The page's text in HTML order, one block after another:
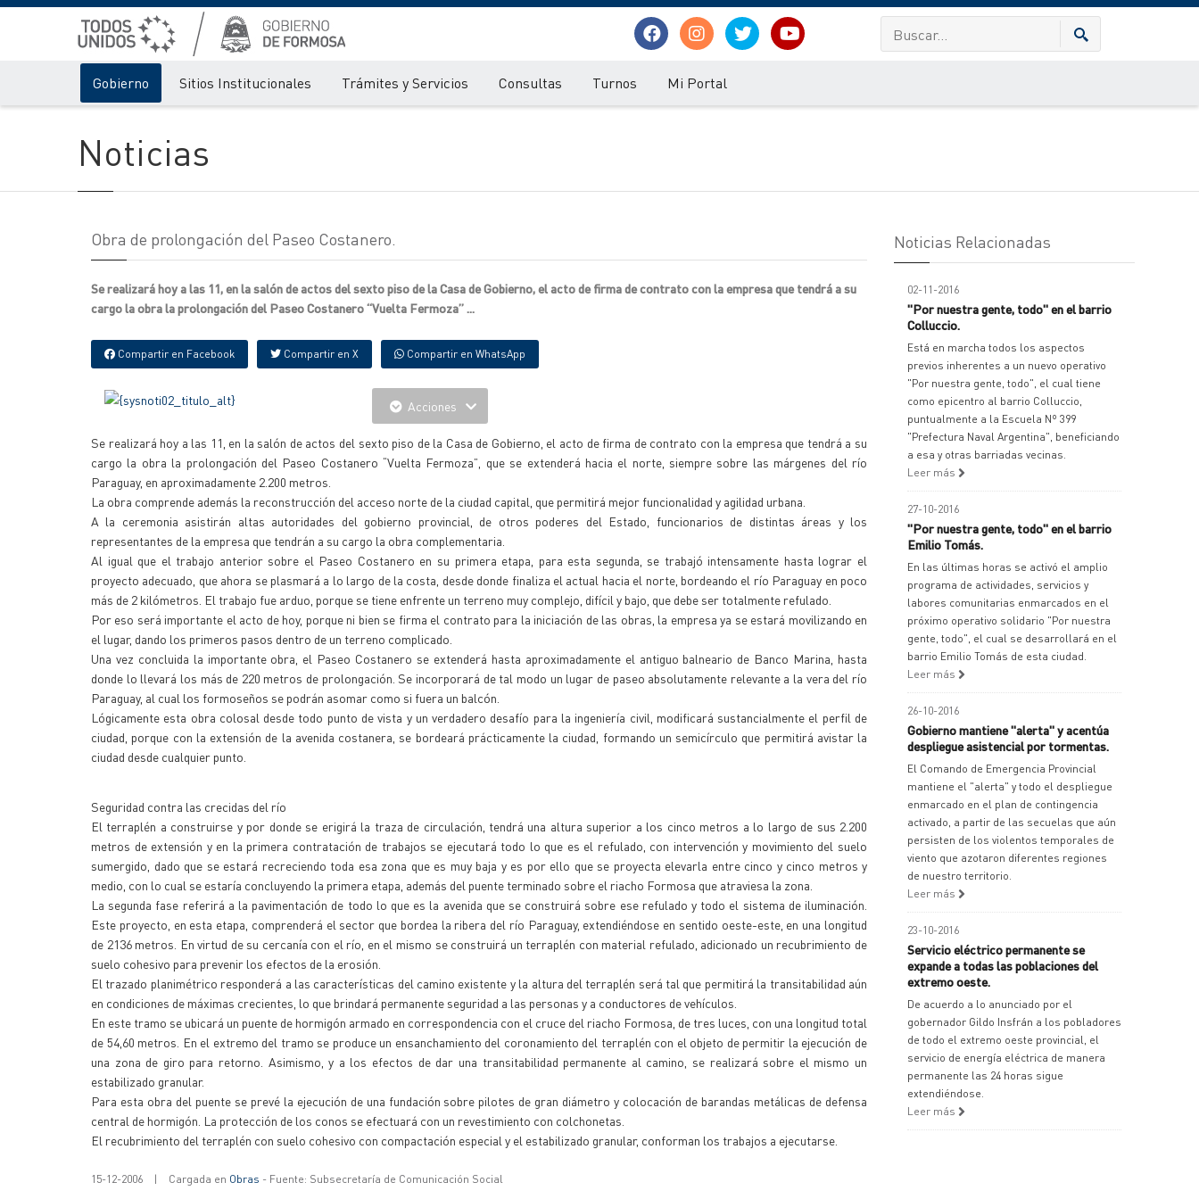
Gobierno Sitios Institucionales Trámites y Servicios Consultas Turnos Mi Portal
Noticias
Obra de prolongación del Paseo Costanero.
Se realizará hoy a las 11, en la salón de actos del sexto piso de la Casa de Gobierno, el acto de firma de contrato con la empresa que tendrá a su
cargo la obra la prolongación del Paseo Costanero “Vuelta Fermoza” ...
Compartir en Facebook Compartir en X Compartir en WhatsApp
Acciones
Se realizará hoy a las 11, en la salón de actos del sexto piso de la Casa de Gobierno, el acto de firma de contrato con la empresa que tendrá a su
cargo la obra la prolongación del Paseo Costanero “Vuelta Fermoza”, que se extenderá hacia el norte, siempre sobre las márgenes del río
Paraguay, en aproximadamente 2.200 metros.
La obra comprende además la reconstrucción del acceso norte de la ciudad capital, que permitirá mejor funcionalidad y agilidad urbana.
A la ceremonia asistirán altas autoridades del gobierno provincial, de otros poderes del Estado, funcionarios de distintas áreas y los
representantes de la empresa que tendrán a su cargo la obra complementaria.
Al igual que el trabajo anterior sobre el Paseo Costanero en su primera etapa, para esta segunda, se trabajó intensamente hasta lograr el
proyecto adecuado, que ahora se plasmará a lo largo de la costa, desde donde finaliza el actual hacia el norte, bordeando el río Paraguay en poco
más de 2 kilómetros. El trabajo fue arduo, porque se tiene enfrente un terreno muy complejo, difícil y bajo, que debe ser totalmente refulado.
Por eso será importante el acto de hoy, porque ni bien se firma el contrato para la iniciación de las obras, la empresa ya se estará movilizando en
el lugar, dando los primeros pasos dentro de un terreno complicado.
Una vez concluida la importante obra, el Paseo Costanero se extenderá hasta aproximadamente el antiguo balneario de Banco Marina, hasta
donde lo llevará los más de 220 metros de prolongación. Se incorporará de tal modo un lugar de paseo absolutamente relevante a la vera del río
Paraguay, al cual los formoseños se podrán asomar como si fuera un balcón.
Lógicamente esta obra colosal desde todo punto de vista y un verdadero desafío para la ingeniería civil, modificará sustancialmente el perfil de
ciudad, porque con la extensión de la avenida costanera, se bordeará prácticamente la ciudad, formando un semicírculo que permitirá avistar la
ciudad desde cualquier punto.
Seguridad contra las crecidas del río
El terraplén a construirse y por donde se erigirá la traza de circulación, tendrá una altura superior a los cinco metros a lo largo de sus 2.200
metros de extensión y en la primera contratación de trabajos se ejecutará todo lo que es el refulado, con intervención y movimiento del suelo
sumergido, dado que se estará recreciendo toda esa zona que es muy baja y es por ello que se proyecta elevarla entre cinco y cinco metros y
medio, con lo cual se estaría concluyendo la primera etapa, además del puente terminado sobre el riacho Formosa que atraviesa la zona.
La segunda fase referirá a la pavimentación de todo lo que es la avenida que se construirá sobre ese refulado y todo el sistema de iluminación.
Este proyecto, en esta etapa, comprenderá el sector que bordea la ribera del río Paraguay, extendiéndose en sentido oeste-este, en una longitud
de 2136 metros. En virtud de su cercanía con el río, en el mismo se construirá un terraplén con material refulado, adicionado un recubrimiento de
suelo cohesivo para prevenir los efectos de la erosión.
El trazado planimétrico responderá a las características del camino existente y la altura del terraplén será tal que permitirá la transitabilidad aún
en condiciones de máximas crecientes, lo que brindará permanente seguridad a las personas y a conductores de vehículos.
En este tramo se ubicará un puente de hormigón armado en correspondencia con el cruce del riacho Formosa, de tres luces, con una longitud total
de 54,60 metros. En el extremo del tramo se produce un ensanchamiento del coronamiento del terraplén con el objeto de permitir la ejecución de
una zona de giro para retorno. Asimismo, y a los efectos de dar una transitabilidad permanente al camino, se realizará sobre el mismo un
estabilizado granular.
Para esta obra del puente se prevé la ejecución de una fundación sobre pilotes de gran diámetro y colocación de barandas metálicas de defensa
central de hormigón. La protección de los conos se efectuará con un revestimiento con colchonetas.
El recubrimiento del terraplén con suelo cohesivo con compactación especial y el estabilizado granular, conforman los trabajos a ejecutarse.
15-12-2006 | Cargada en Obras - Fuente: Subsecretaría de Comunicación Social
Noticias Relacionadas
02-11-2016
"Por nuestra gente, todo" en el barrio
Colluccio.
Está en marcha todos los aspectos
previos inherentes a un nuevo operativo
"Por nuestra gente, todo", el cual tiene
como epicentro al barrio Colluccio,
puntualmente a la Escuela Nº 399
"Prefectura Naval Argentina", beneficiando
a esa y otras barriadas vecinas.
Leer más
27-10-2016
"Por nuestra gente, todo" en el barrio
Emilio Tomás.
En las últimas horas se activó el amplio
programa de actividades, servicios y
labores comunitarias enmarcados en el
próximo operativo solidario "Por nuestra
gente, todo", el cual se desarrollará en el
barrio Emilio Tomás de esta ciudad.
Leer más
26-10-2016
Gobierno mantiene "alerta" y acentúa
despliegue asistencial por tormentas.
El Comando de Emergencia Provincial
mantiene el "alerta" y todo el despliegue
enmarcado en el plan de contingencia
activado, a partir de las secuelas que aún
persisten de los violentos temporales de
viento que azotaron diferentes regiones
de nuestro territorio.
Leer más
23-10-2016
Servicio eléctrico permanente se
expande a todas las poblaciones del
extremo oeste.
De acuerdo a lo anunciado por el
gobernador Gildo Insfrán a los pobladores
de todo el extremo oeste provincial, el
servicio de energía eléctrica de manera
permanente las 24 horas sigue
extendiéndose.
Leer más